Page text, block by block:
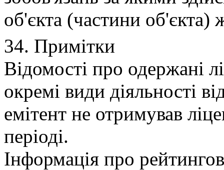
об'єкта (частини об'єкта)
34. Примітки
Вiдомостi про одержанi
окремi види дiяльностi
емiтент не отримував
перiодi.
Iнформацiя про